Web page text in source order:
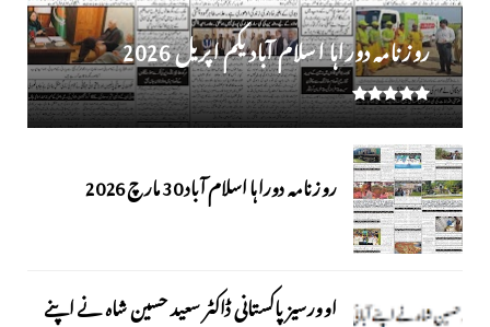
روز نامہ دوراہا اسلام آباد یکم اپریل 2026
روزنامہ دوراہا اسلام آباد 30 مارچ 2026
اوورسیز پاکستانی ڈاکٹر سعید حسین شاہ نے اپنے